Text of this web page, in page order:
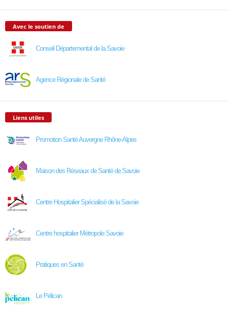
Avec le soutien de
Conseil Départemental de la Savoie
Agence Régionale de Santé
Liens utiles
Promotion Santé Auvergne Rhône-Alpes
Maison des Réseaux de Santé de Savoie
Centre Hospitalier Spécialisé de la Savoie
Centre hospitalier Métropole Savoie
Pratiques en Santé
Le Pélican